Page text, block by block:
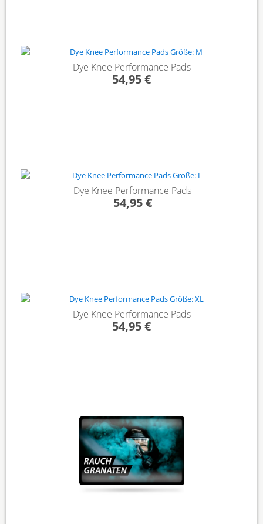
Dye Knee Performance Pads
54,95 €
Dye Knee Performance Pads
54,95 €
Dye Knee Performance Pads
54,95 €